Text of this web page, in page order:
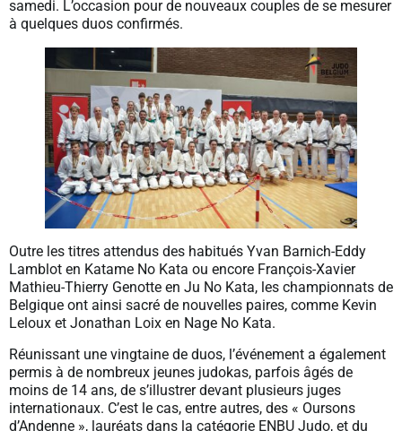
samedi. L’occasion pour de nouveaux couples de se mesurer
à quelques duos confirmés.
Outre les titres attendus des habitués Yvan Barnich-Eddy
Lamblot en Katame No Kata ou encore François-Xavier
Mathieu-Thierry Genotte en Ju No Kata, les championnats de
Belgique ont ainsi sacré de nouvelles paires, comme Kevin
Leloux et Jonathan Loix en Nage No Kata.
Réunissant une vingtaine de duos, l’événement a également
permis à de nombreux jeunes judokas, parfois âgés de
moins de 14 ans, de s’illustrer devant plusieurs juges
internationaux. C’est le cas, entre autres, des « Oursons
d’Andenne », lauréats dans la catégorie ENBU Judo, et du